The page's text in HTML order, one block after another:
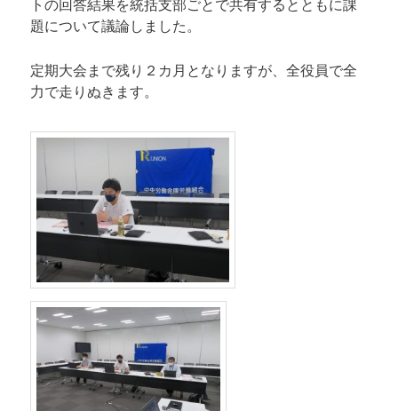
トの回答結果を統括支部ごとで共有するとともに課
題について議論しました。
定期大会まで残り２カ月となりますが、全役員で全
力で走りぬきます。